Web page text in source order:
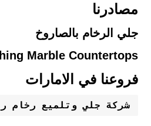
مصادرنا
جلي الرخام بالصاروخ
Marble Countertops
فروعنا في الامارات
شركة جلي وتلميع رخام